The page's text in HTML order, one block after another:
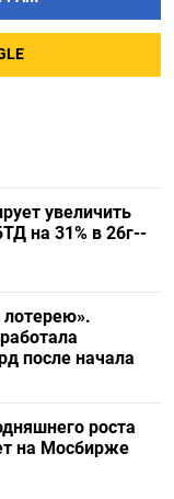
увеличить
на 31% в 26г--
лотерею».
после начала
роста
на Мосбирже